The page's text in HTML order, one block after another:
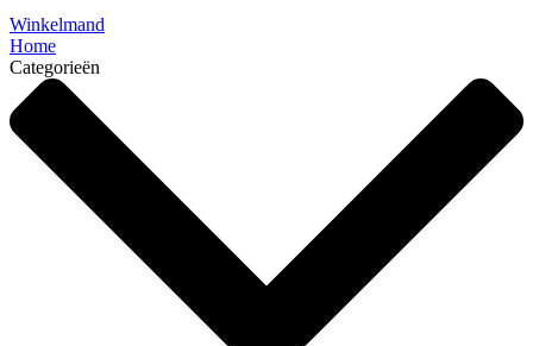
Winkelmand
Home
Categorieën